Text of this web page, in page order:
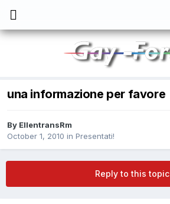
una informazione per favore
By EllentransRm
October 1, 2010 in Presentati!
Reply to this topic